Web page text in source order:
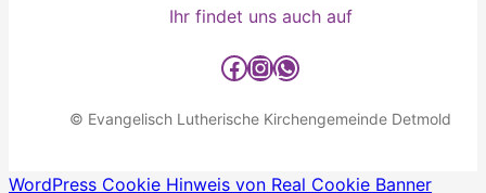
Ihr findet uns auch auf
detmold-lutherisch auf Facebook
detmold-lutherisch auf Instagram
detmold-lutherisch auf WhatsApp
© Evangelisch Lutherische Kirchengemeinde Detmold
WordPress Cookie Hinweis von Real Cookie Banner